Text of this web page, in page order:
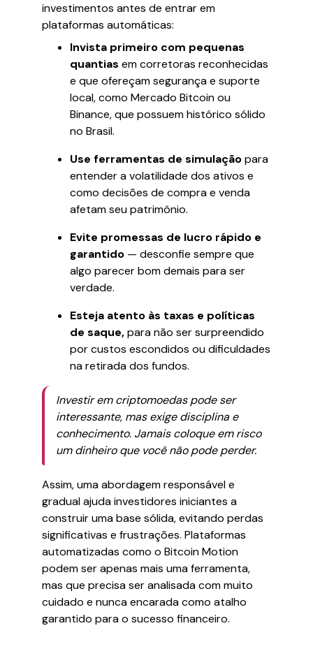
investimentos antes de entrar em
plataformas automáticas:
Invista primeiro com pequenas
quantias em corretoras reconhecidas
e que ofereçam segurança e suporte
local, como Mercado Bitcoin ou
Binance, que possuem histórico sólido
no Brasil.
Use ferramentas de simulaçãopara
entender a volatilidade dos ativos e
como decisões de compra e venda
afetam seu patrimônio.
Evite promessas de lucro rápido e
garantido — desconfie sempre que
algo parecer bom demais para ser
verdade.
Esteja atento às taxas e políticas
de saque,para não ser surpreendido
por custos escondidos ou dificuldades
na retirada dos fundos.
Investir em criptomoedas pode ser
interessante, mas exige disciplina e
conhecimento. Jamais coloque em risco
um dinheiro que você não pode perder.
Assim, uma abordagem responsável e
gradual ajuda investidores iniciantes a
construir uma base sólida, evitando perdas
significativas e frustrações. Plataformas
automatizadas como o Bitcoin Motion
podem ser apenas mais uma ferramenta,
mas que precisa ser analisada com muito
cuidado e nunca encarada como atalho
garantido para o sucesso financeiro.